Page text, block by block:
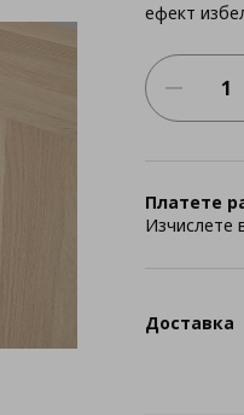
ефект
Платете
Изчислете
Доставка